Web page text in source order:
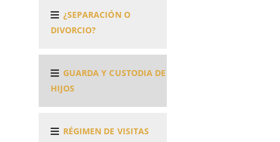
¿SEPARACIÓN O
DIVORCIO?
GUARDA Y CUSTODIA DE
HIJOS
RÉGIMEN DE VISITAS